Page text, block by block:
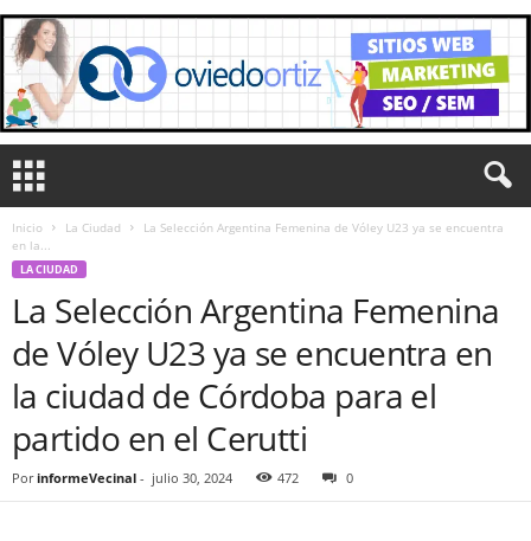
Inicio La Ciudad
La Selección Argentina Femenina de Vóley U23 ya se encuentra
en la...
LA CIUDAD
La Selección Argentina Femenina
de Vóley U23 ya se encuentra en
la ciudad de Córdoba para el
partido en el Cerutti
Por informeVecinal - julio 30, 2024 472 0